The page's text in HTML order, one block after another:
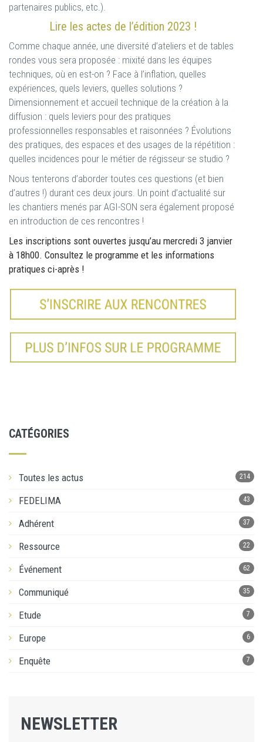
partenaires publics, etc.).
Lire les actes de l’édition 2023 !
Comme chaque année, une diversité d’ateliers et de tables
rondes vous sera proposée : mixité dans les équipes
techniques, où en est-on ? Face à l’inflation, quelles
expériences, quels leviers, quelles solutions ?
Dimensionnement et accueil technique de la création à la
diffusion : quels leviers pour des pratiques
professionnelles responsables et raisonnées ? Évolutions
des pratiques, des espaces et des usages de la répétition :
quelles incidences pour le métier de régisseur·se studio ?
Nous tenterons d’aborder toutes ces questions (et bien
d’autres !) durant ces deux jours. Un point d’actualité sur
les chantiers menés par AGI-SON sera également proposé
en introduction de ces rencontres !
Les inscriptions sont ouvertes jusqu’au mercredi 3 janvier
à 18h00. Consultez le programme et les informations
pratiques ci-après !
CATÉGORIES
Toutes les actus 214
FEDELIMA 43
Adhérent 37
Ressource 22
Événement 62
Communiqué 35
Etude 7
Europe 6
Enquête 7
NEWSLETTER